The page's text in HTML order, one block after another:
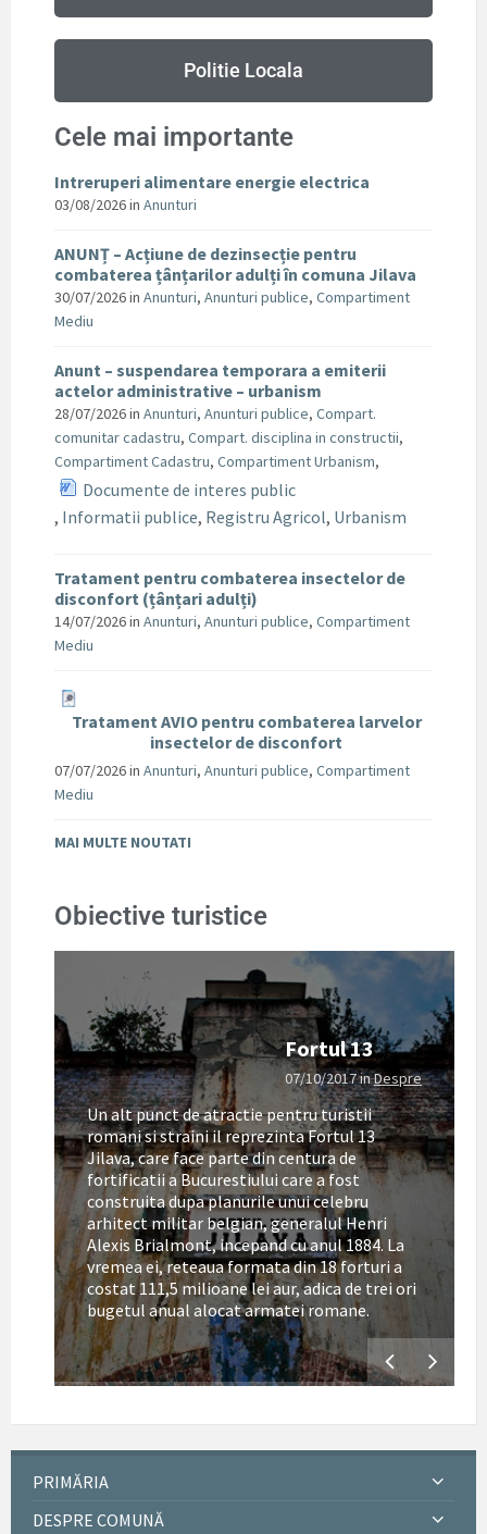
Politie Locala
Cele mai importante
Intreruperi alimentare energie electrica
03/08/2026in Anunturi
ANUNȚ – Acțiune de dezinsecție pentru
combaterea țânțarilor adulți în comuna Jilava
30/07/2026in Anunturi, Anunturi publice, Compartiment
Mediu
Anunt – suspendarea temporara a emiterii
actelor administrative – urbanism
28/07/2026in Anunturi, Anunturi publice, Compart.
comunitar cadastru, Compart. disciplina in constructii,
Compartiment Cadastru, Compartiment Urbanism,
Documente de interes public
, Informatii publice, Registru Agricol, Urbanism
Tratament pentru combaterea insectelor de
disconfort (țânțari adulți)
14/07/2026in Anunturi, Anunturi publice, Compartiment
Mediu
Tratament AVIO pentru combaterea larvelor
insectelor de disconfort
07/07/2026in Anunturi, Anunturi publice, Compartiment
Mediu
MAI MULTE NOUTATI
Obiective turistice
Fortul 13
07/10/2017inDespre
Un alt punct de atractie pentru turistii
romani si straini il reprezinta Fortul 13
Jilava, care face parte din centura de
fortificatii a Bucurestiului care a fost
construita dupa planurile unui celebru
arhitect militar belgian, generalul Henri
Alexis Brialmont, incepand cu anul 1884. La
vremea ei, reteaua formata din 18 forturi a
costat 111,5 milioane lei aur, adica de trei ori
bugetul anual alocat armatei romane.
PRIMĂRIA
DESPRE COMUNĂ